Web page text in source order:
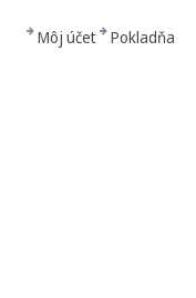
Môj účet Pokladňa